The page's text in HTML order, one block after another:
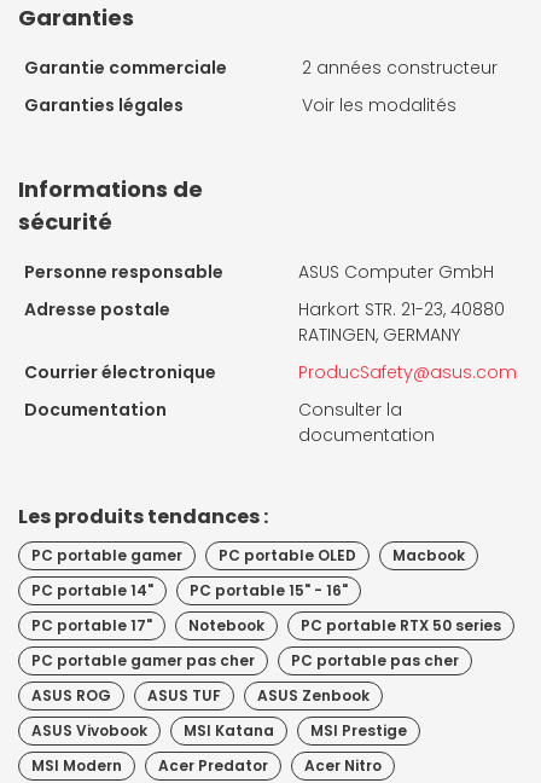
Garanties
Garantie commerciale
2 années constructeur
Garanties légales
Voir les modalités
Informations de
sécurité
Personne responsable
ASUS Computer GmbH
Adresse postale
Harkort STR. 21-23, 40880
RATINGEN, GERMANY
Courrier électronique
ProducSafety@asus.com
Documentation
Consulter la
documentation
Les produits tendances :
PC portable gamer PC portable OLED
Macbook
PC portable 14"
PC portable 15" - 16"
PC portable 17"
Notebook
PC portable RTX 50 series
PC portable gamer pas cher
PC portable pas cher
ASUS ROG
ASUS TUF
ASUS Zenbook
ASUS Vivobook
MSI Katana
MSI Prestige
MSI Modern
Acer Predator Acer Nitro